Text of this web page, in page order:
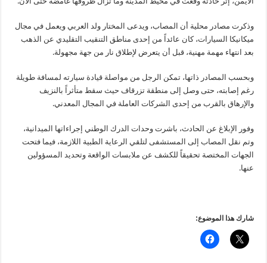
وذكرت مصادر محلية أن المصاب، ويدعى المختار ولد العربي ويعمل في مجال
ميكانيكا السيارات، كان عائداً من إحدى مناطق التنقيب التقليدي عن الذهب
بعد انتهاء مهمة مهنية، قبل أن يتعرض لإطلاق نار من جهة مجهولة.
وبحسب المصادر ذاتها، تمكن الرجل من مواصلة قيادة سيارته لمسافة طويلة
رغم إصابته، حتى وصل إلى منطقة تزرقاف حيث سقط متأثراً بالنزيف
والإرهاق بالقرب من إحدى الشركات العاملة في المجال المعدني.
وفور الإبلاغ عن الحادث، باشرت وحدات الدرك الوطني إجراءاتها الميدانية،
وتم نقل المصاب إلى المستشفى لتلقي الرعاية الطبية اللازمة، فيما فتحت
الجهات المختصة تحقيقاً للكشف عن ملابسات الواقعة وتحديد المسؤولين
عنها.
شارك هذا الموضوع: